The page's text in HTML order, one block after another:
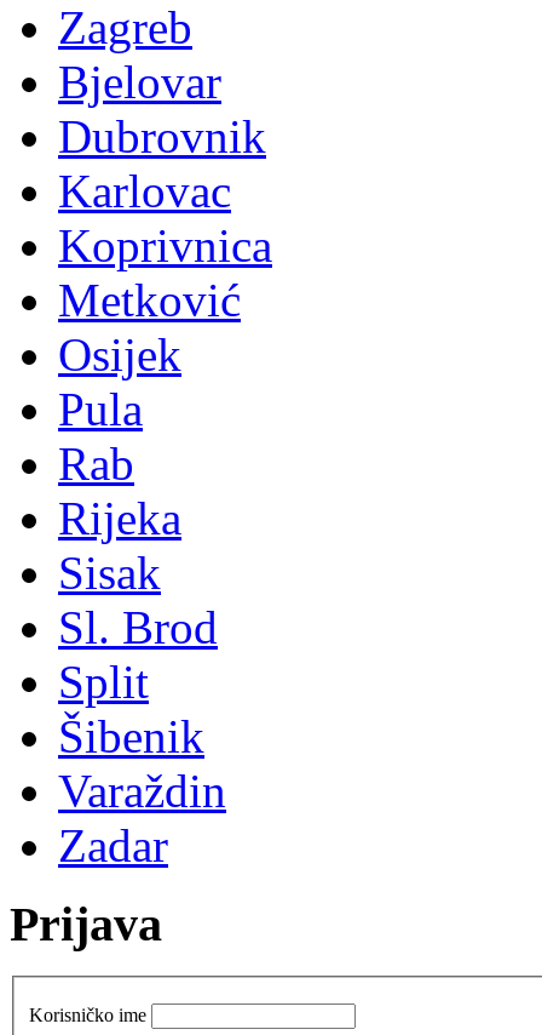
Zagreb
Bjelovar
Dubrovnik
Karlovac
Koprivnica
Metković
Osijek
Pula
Rab
Rijeka
Sisak
Sl. Brod
Split
Šibenik
Varaždin
Zadar
Prijava
Korisničko ime